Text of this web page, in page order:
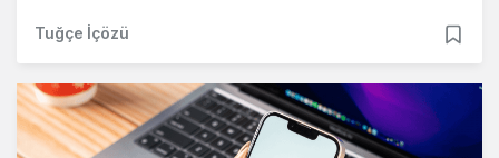
Tuğçe İçözü